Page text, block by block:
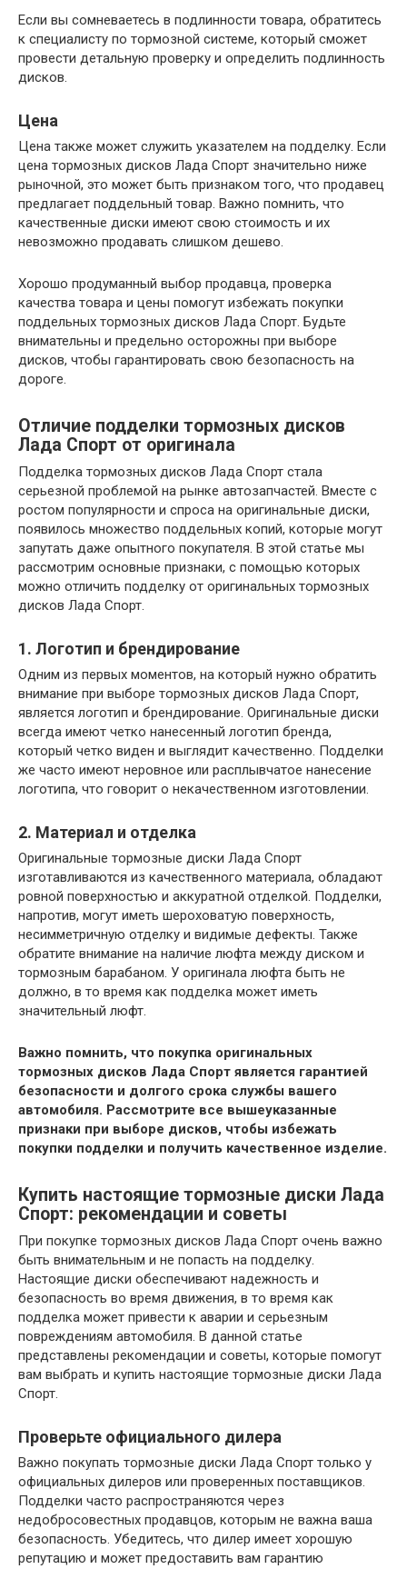
Если вы сомневаетесь в подлинности товара, обратитесь
к специалисту по тормозной системе, который сможет
провести детальную проверку и определить подлинность
дисков.
Цена
Цена также может служить указателем на подделку. Если
цена тормозных дисков Лада Спорт значительно ниже
рыночной, это может быть признаком того, что продавец
предлагает поддельный товар. Важно помнить, что
качественные диски имеют свою стоимость и их
невозможно продавать слишком дешево.
Хорошо продуманный выбор продавца, проверка
качества товара и цены помогут избежать покупки
поддельных тормозных дисков Лада Спорт. Будьте
внимательны и предельно осторожны при выборе
дисков, чтобы гарантировать свою безопасность на
дороге.
Отличие подделки тормозных дисков
Лада Спорт от оригинала
Подделка тормозных дисков Лада Спорт стала
серьезной проблемой на рынке автозапчастей. Вместе с
ростом популярности и спроса на оригинальные диски,
появилось множество поддельных копий, которые могут
запутать даже опытного покупателя. В этой статье мы
рассмотрим основные признаки, с помощью которых
можно отличить подделку от оригинальных тормозных
дисков Лада Спорт.
1. Логотип и брендирование
Одним из первых моментов, на который нужно обратить
внимание при выборе тормозных дисков Лада Спорт,
является логотип и брендирование. Оригинальные диски
всегда имеют четко нанесенный логотип бренда,
который четко виден и выглядит качественно. Подделки
же часто имеют неровное или расплывчатое нанесение
логотипа, что говорит о некачественном изготовлении.
2. Материал и отделка
Оригинальные тормозные диски Лада Спорт
изготавливаются из качественного материала, обладают
ровной поверхностью и аккуратной отделкой. Подделки,
напротив, могут иметь шероховатую поверхность,
несимметричную отделку и видимые дефекты. Также
обратите внимание на наличие люфта между диском и
тормозным барабаном. У оригинала люфта быть не
должно, в то время как подделка может иметь
значительный люфт.
Важно помнить, что покупка оригинальных
тормозных дисков Лада Спорт является гарантией
безопасности и долгого срока службы вашего
автомобиля. Рассмотрите все вышеуказанные
признаки при выборе дисков, чтобы избежать
покупки подделки и получить качественное изделие.
Купить настоящие тормозные диски Лада
Спорт: рекомендации и советы
При покупке тормозных дисков Лада Спорт очень важно
быть внимательным и не попасть на подделку.
Настоящие диски обеспечивают надежность и
безопасность во время движения, в то время как
подделка может привести к аварии и серьезным
повреждениям автомобиля. В данной статье
представлены рекомендации и советы, которые помогут
вам выбрать и купить настоящие тормозные диски Лада
Спорт.
Проверьте официального дилера
Важно покупать тормозные диски Лада Спорт только у
официальных дилеров или проверенных поставщиков.
Подделки часто распространяются через
недобросовестных продавцов, которым не важна ваша
безопасность. Убедитесь, что дилер имеет хорошую
репутацию и может предоставить вам гарантию